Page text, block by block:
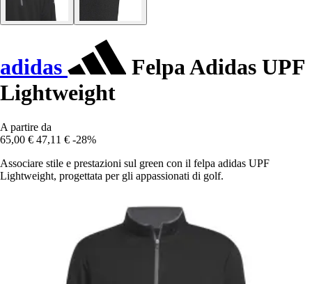
adidas
Felpa Adidas UPF
Lightweight
A partire da
65,00 € 47,11 € -28%
Associare stile e prestazioni sul green con il felpa adidas UPF
Lightweight, progettata per gli appassionati di golf.